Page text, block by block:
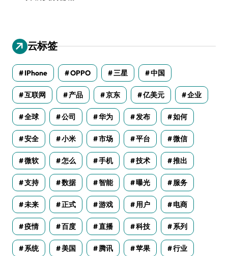
云标签
IPhone OPPO 三星 中国
互联网 产品 京东 亿美元 企业
全球 公司 华为 发布 如何
安全 小米 市场 平台 微信
微软 怎么 手机 技术 推出
支持 数据 智能 曝光 服务
未来 正式 游戏 用户 电商
疫情 百度 直播 科技 系列
系统 美国 腾讯 苹果 行业